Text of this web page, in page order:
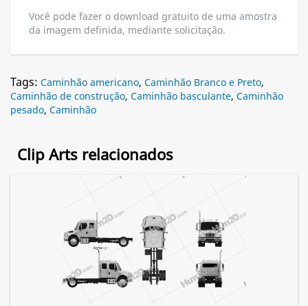
Você pode fazer o download gratuito de uma amostra
da imagem definida, mediante solicitação.
Tags: Caminhão americano, Caminhão Branco e Preto,
Caminhão de construção, Caminhão basculante, Caminhão
pesado, Caminhão
Clip Arts relacionados